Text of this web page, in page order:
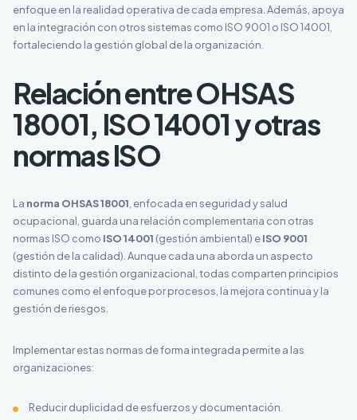
enfoque en la realidad operativa de cada empresa. Además, apoya
en la integración con otros sistemas como ISO 9001 o ISO 14001,
fortaleciendo la gestión global de la organización.
Relación entre OHSAS
18001, ISO 14001 y otras
normas ISO
La norma OHSAS 18001, enfocada en seguridad y salud
ocupacional, guarda una relación complementaria con otras
normas ISO como ISO 14001 (gestión ambiental) eISO 9001
(gestión de la calidad). Aunque cada una aborda un aspecto
distinto de la gestión organizacional, todas comparten principios
comunes como el enfoque por procesos, la mejora continua y la
gestión de riesgos.
Implementar estas normas de forma integrada permite a las
organizaciones:
Reducir duplicidad de esfuerzos y documentación.